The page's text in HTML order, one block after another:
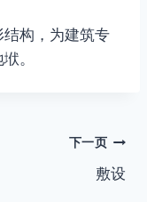
构，为建筑专
。
下一页
敷设